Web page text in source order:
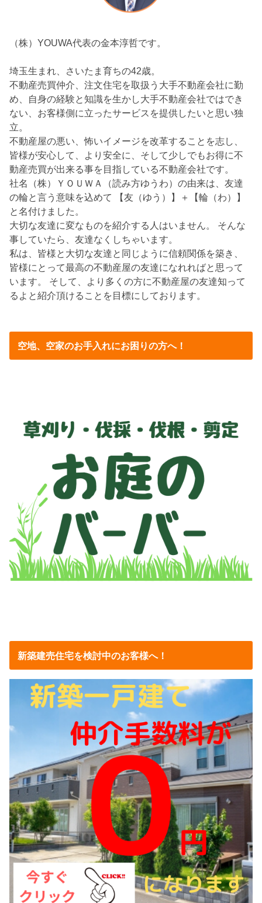
（株）YOUWA代表の金本淳哲です。
埼玉生まれ、さいたま育ちの42歳。
不動産売買仲介、注文住宅を取扱う大手不動産会社に勤
め、自身の経験と知識を生かし大手不動産会社ではでき
ない、お客様側に立ったサービスを提供したいと思い独
立。
不動産屋の悪い、怖いイメージを改革することを志し、
皆様が安心して、より安全に、そして少しでもお得に不
動産売買が出来る事を目指している不動産会社です。
社名（株）ＹＯＵＷＡ（読み方ゆうわ）の由来は、友達
の輪と言う意味を込めて 【友（ゆう）】＋【輪（わ）】
と名付けました。
大切な友達に変なものを紹介する人はいません。 そんな
事していたら、友達なくしちゃいます。
私は、皆様と大切な友達と同じように信頼関係を築き、
皆様にとって最高の不動産屋の友達になれればと思って
います。 そして、より多くの方に不動産屋の友達知って
るよと紹介頂けることを目標にしております。
空地、空家のお手入れにお困りの方へ！
新築建売住宅を検討中のお客様へ！